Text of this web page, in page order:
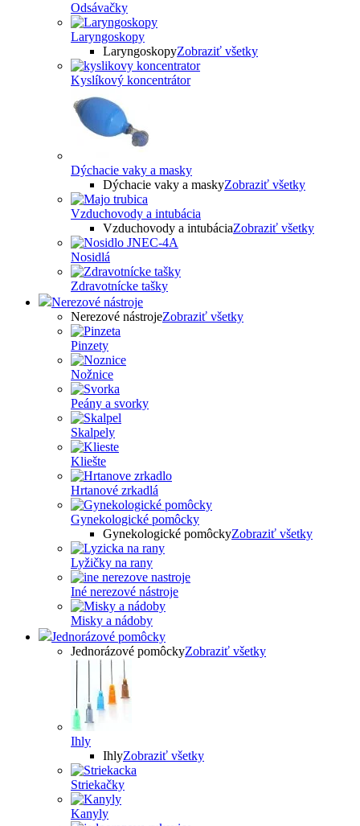
Odsávačky
Laryngoskopy
LaryngoskopyZobraziť všetky
Kyslíkový koncentrátor
Dýchacie vaky a masky
Dýchacie vaky a maskyZobraziť všetky
Vzduchovody a intubácia
Vzduchovody a intubáciaZobraziť všetky
Nosidlá
Zdravotnícke tašky
Nerezové nástroje
Nerezové nástrojeZobraziť všetky
Pinzety
Nožnice
Peány a svorky
Skalpely
Kliešte
Hrtanové zrkadlá
Gynekologické pomôcky
Gynekologické pomôckyZobraziť všetky
Lyžičky na rany
Iné nerezové nástroje
Misky a nádoby
Jednorázové pomôcky
Jednorázové pomôckyZobraziť všetky
Ihly
IhlyZobraziť všetky
Striekačky
Kanyly